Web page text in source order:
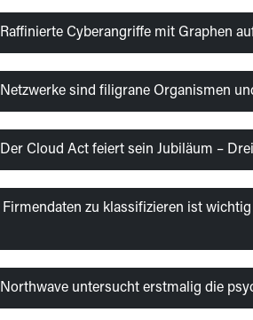
Raffinierte Cyberangriffe mit Graphen
Netzwerke sind filigrane Organismen
Der Cloud Act feiert sein Jubiläum –
Firmendaten zu klassifizieren ist
Northwave untersucht erstmalig die